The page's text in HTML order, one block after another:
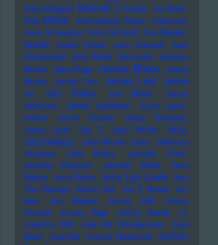
Ikke Hüftgold Ikkimel Il Civetto Ina Deter
Ina Müller International Music Interzone
Irene Schweizer Irmin Schmidt Iron Maiden
Isaak Isaiah Collier Jack Antonoff Jack
DeJohnette Jack White Jackmate Jackson
Brown Jake Bugg James Blake James
Brown James Carr James Last Jamie
xx
Jan Delay Jan Müller
Jane's
Addiction
Janet Jackson
Janis Joplin
Jantra
Jarvis Cocker
Jason Donovan
Jason Lytle
Jay Z Jaye Muller
Jazz
Jazzmatazz Jean-Michel Jarre Jefferson
Airplane
Jello Biafra
Jennifer Finch
Jennifer Rostock
Jennifer Weist
Jens
Balzer Jerry Butler Jerry Lee Lewis Jeru
The Damaja Jethro Tull Jim E Brown Jim
Kerr
Jim Rakete Jimmy Cliff
Jimmy
Kimmel
Jimmy Page Jimmy Savile
JJ
Joachim Witt Joan As Policewoman Joan
Baez JoanJett Joanna Newsome Jochen